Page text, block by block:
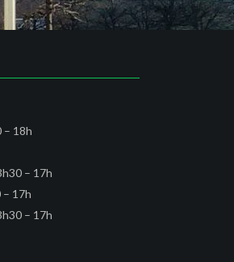
– 18h
– 17h
– 17h
– 17h